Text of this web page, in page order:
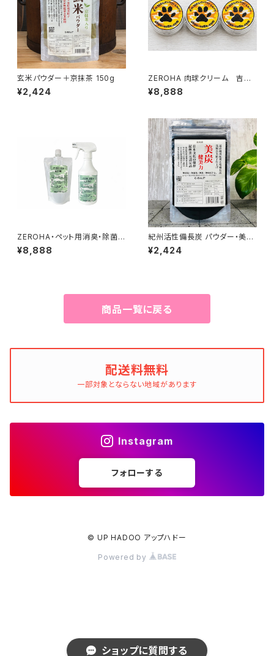
ショップに質問する
玄米パウダー＋京抹茶 150g
¥2,424
ZEROHA 肉球クリーム 吉野
ひのき香りタイプ 犬猫用 約
33g×3個セット
¥8,888
ZEROHA・ペット用消臭・除菌ス
プレー クスノキタイプ 本体約
520mlと詰め替え約1ℓセット
¥8,888
紀州活性備長炭 パウダー・美炭
52g
¥2,424
商品一覧に戻る
配送料無料
一部対象とならない地域があります
Instagram
フォローする
© UP HADOO アップハドー
Powered by